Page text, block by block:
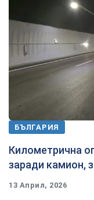
БЪЛГАРИЯ
Километрична
заради камион,
13 Април, 2026